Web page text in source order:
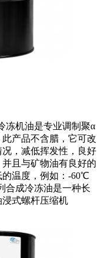
冻机油是专业调制聚α
产品不含腊，它可改
，减低挥发性，良好
且与矿物油有良好的
温度，例如：-60℃
合成冷冻油是一种长
式螺杆压缩机